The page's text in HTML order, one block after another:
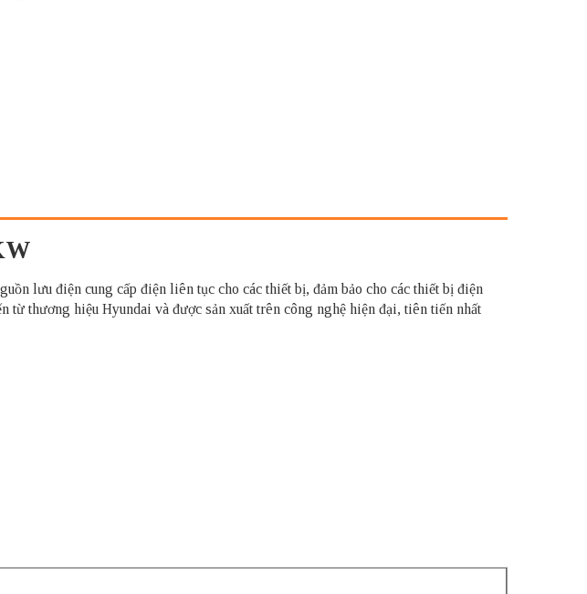
lưu điện cung cấp điện liên tục cho các thiết bị, đảm bảo cho các thiết bị điện
thương hiệu Hyundai và được sản xuất trên công nghệ hiện đại, tiên tiến nhất